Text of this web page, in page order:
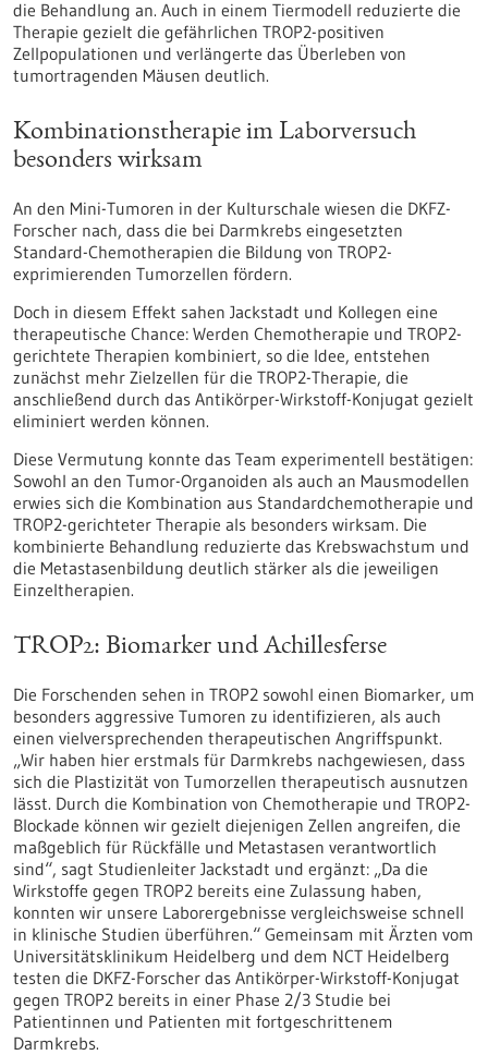
die Behandlung an. Auch in einem Tiermodell reduzierte die
Therapie gezielt die gefährlichen TROP2-positiven
Zellpopulationen und verlängerte das Überleben von
tumortragenden Mäusen deutlich.
Kombinationstherapie im Laborversuch
besonders wirksam
An den Mini-Tumoren in der Kulturschale wiesen die DKFZ-
Forscher nach, dass die bei Darmkrebs eingesetzten
Standard-Chemotherapien die Bildung von TROP2-
exprimierenden Tumorzellen fördern.
Doch in diesem Effekt sahen Jackstadt und Kollegen eine
therapeutische Chance: Werden Chemotherapie und TROP2-
gerichtete Therapien kombiniert, so die Idee, entstehen
zunächst mehr Zielzellen für die TROP2-Therapie, die
anschließend durch das Antikörper-Wirkstoff-Konjugat gezielt
eliminiert werden können.
Diese Vermutung konnte das Team experimentell bestätigen:
Sowohl an den Tumor-Organoiden als auch an Mausmodellen
erwies sich die Kombination aus Standardchemotherapie und
TROP2-gerichteter Therapie als besonders wirksam. Die
kombinierte Behandlung reduzierte das Krebswachstum und
die Metastasenbildung deutlich stärker als die jeweiligen
Einzeltherapien.
TROP2: Biomarker und Achillesferse
Die Forschenden sehen in TROP2 sowohl einen Biomarker, um
besonders aggressive Tumoren zu identifizieren, als auch
einen vielversprechenden therapeutischen Angriffspunkt.
„Wir haben hier erstmals für Darmkrebs nachgewiesen, dass
sich die Plastizität von Tumorzellen therapeutisch ausnutzen
lässt. Durch die Kombination von Chemotherapie und TROP2-
Blockade können wir gezielt diejenigen Zellen angreifen, die
maßgeblich für Rückfälle und Metastasen verantwortlich
sind“, sagt Studienleiter Jackstadt und ergänzt: „Da die
Wirkstoffe gegen TROP2 bereits eine Zulassung haben,
konnten wir unsere Laborergebnisse vergleichsweise schnell
in klinische Studien überführen.“ Gemeinsam mit Ärzten vom
Universitätsklinikum Heidelberg und dem NCT Heidelberg
testen die DKFZ-Forscher das Antikörper-Wirkstoff-Konjugat
gegen TROP2 bereits in einer Phase 2/3 Studie bei
Patientinnen und Patienten mit fortgeschrittenem
Darmkrebs.